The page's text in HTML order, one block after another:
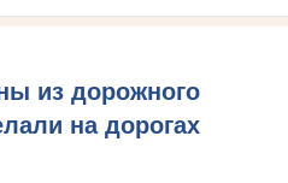
из дорожного
на дорогах